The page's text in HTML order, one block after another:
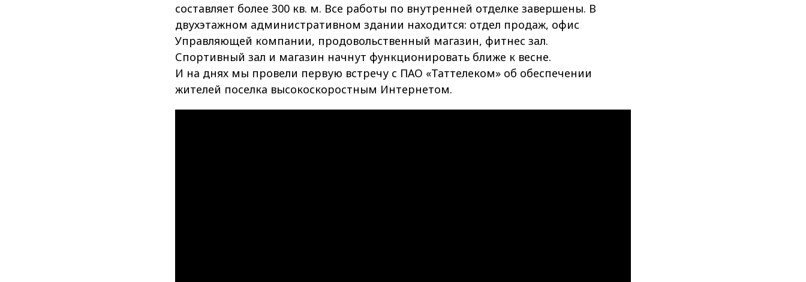
составляет более 300 кв. м. Все работы по внутренней отделке завершены. В
двухэтажном административном здании находится: отдел продаж, офис
Управляющей компании, продовольственный магазин, фитнес зал.
Спортивный зал и магазин начнут функционировать ближе к весне.
И на днях мы провели первую встречу с ПАО «Таттелеком» об обеспечении
жителей поселка высокоскоростным Интернетом.